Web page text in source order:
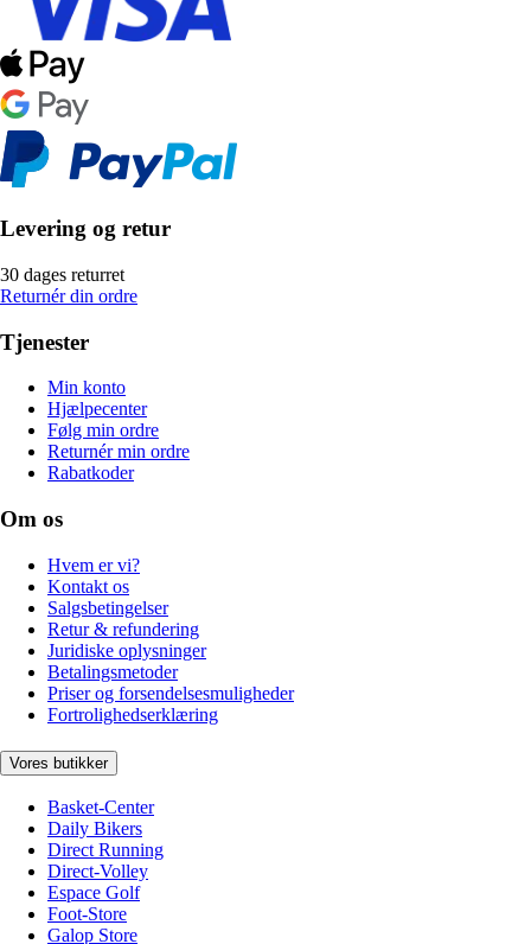
Levering og retur
30 dages returret
Returnér din ordre
Tjenester
Min konto
Hjælpecenter
Følg min ordre
Returnér min ordre
Rabatkoder
Om os
Hvem er vi?
Kontakt os
Salgsbetingelser
Retur & refundering
Juridiske oplysninger
Betalingsmetoder
Priser og forsendelsesmuligheder
Fortrolighedserklæring
Vores butikker
Basket-Center
Daily Bikers
Direct Running
Direct-Volley
Espace Golf
Foot-Store
Galop Store